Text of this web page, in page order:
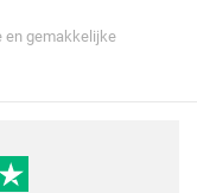
en gemakkelijke